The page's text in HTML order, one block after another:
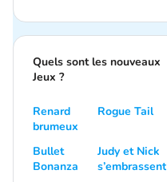
Quels sont les nouveaux
Jeux ?
Renard
brumeux
Rogue Tail
Bullet
Bonanza
Judy et Nick
s’embrassent